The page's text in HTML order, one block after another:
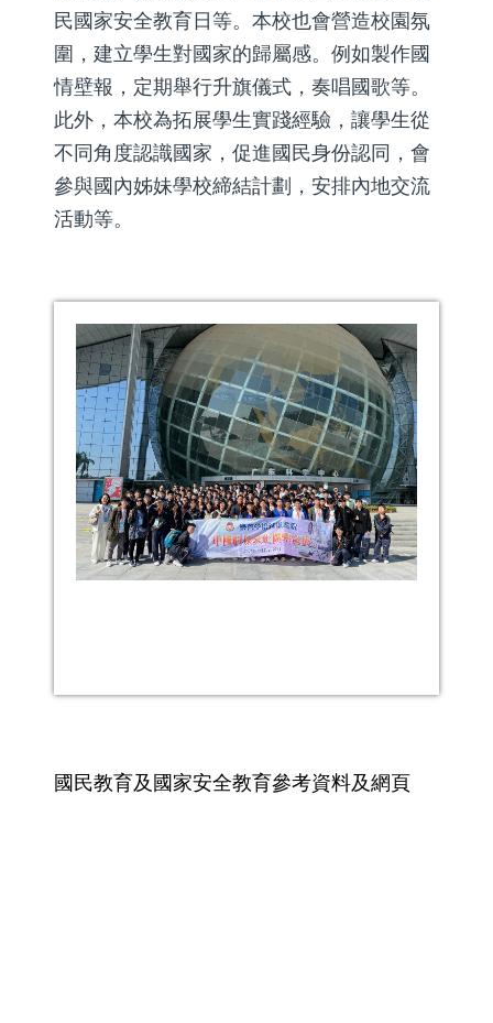
民國家安全教育日等。本校也會營造校園氛
圍，建立學生對國家的歸屬感。例如製作國
情壁報，定期舉行升旗儀式，奏唱國歌等。
此外，本校為拓展學生實踐經驗，讓學生從
不同角度認識國家，促進國民身份認同，會
參與國內姊妹學校締結計劃，安排內地交流
活動等。
國民教育及國家安全教育參考資料及網頁